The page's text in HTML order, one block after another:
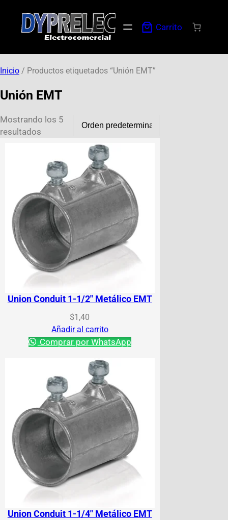
Carrito
Inicio / Productos etiquetados “Unión EMT”
Unión EMT
Mostrando los 5
resultados
Union Conduit 1-1/2″ Metálico EMT
$1,40
Añadir al carrito
Comprar por WhatsApp
Union Conduit 1-1/4″ Metálico EMT